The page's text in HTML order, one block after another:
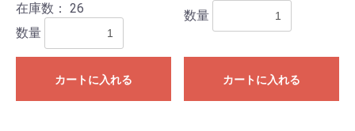
在庫数： 26
数量
カートに入れる
数量
カートに入れる